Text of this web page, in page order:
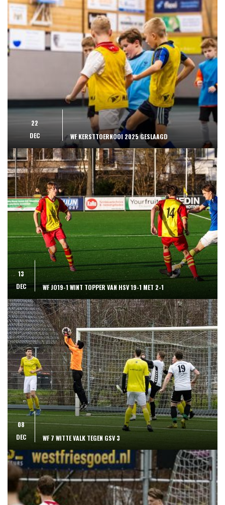
22
DEC
WF KERSTTOERNOOI 2025 GESLAAGD
13
DEC
WF JO19-1 WINT TOPPER VAN HSV 19-1 MET 2-1
08
DEC
WF 7 WITTE VALK TEGEN GSV 3